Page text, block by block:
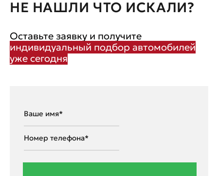
НЕ НАШЛИ ЧТО ИСКАЛИ?
Оставьте заявку и получите
индивидуальный подбор автомобилей
уже сегодня